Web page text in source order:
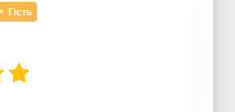
Гість